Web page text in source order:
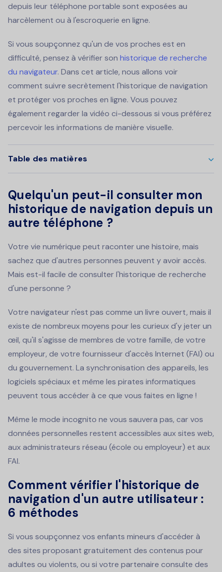
depuis leur téléphone portable sont exposées au
harcèlement ou à l'escroquerie en ligne.
Si vous soupçonnez qu'un de vos proches est en
difficulté, pensez à vérifier son historique de recherche
du navigateur. Dans cet article, nous allons voir
comment suivre secrètement l'historique de navigation
et protéger vos proches en ligne. Vous pouvez
également regarder la vidéo ci-dessous si vous préférez
percevoir les informations de manière visuelle.
Table des matières
Quelqu'un peut-il consulter mon
historique de navigation depuis un
autre téléphone ?
Votre vie numérique peut raconter une histoire, mais
sachez que d'autres personnes peuvent y avoir accès.
Mais est-il facile de consulter l'historique de recherche
d'une personne ?
Votre navigateur n'est pas comme un livre ouvert, mais il
existe de nombreux moyens pour les curieux d'y jeter un
œil, qu'il s'agisse de membres de votre famille, de votre
employeur, de votre fournisseur d'accès Internet (FAI) ou
du gouvernement. La synchronisation des appareils, les
logiciels spéciaux et même les pirates informatiques
peuvent tous accéder à ce que vous faites en ligne !
Même le mode incognito ne vous sauvera pas, car vos
données personnelles restent accessibles aux sites web,
aux administrateurs réseau (école ou employeur) et aux
FAI.
Comment vérifier l'historique de
navigation d'un autre utilisateur :
6 méthodes
Si vous soupçonnez vos enfants mineurs d'accéder à
des sites proposant gratuitement des contenus pour
adultes ou violents, ou si votre partenaire consulte des